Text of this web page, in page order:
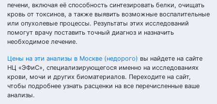
печени, включая её способность синтезировать белки, очищать
кровь от токсинов, а также выявить возможные воспалительные
или опухолевые процессы. Результаты этих исследований
помогут врачу поставить точный диагноз и назначить
необходимое лечение.
Цены на эти анализы в Москве (недорого) вы найдете на сайте
НЦ «ЭФиС», специализирующегося именно на исследованиях
крови, мочи и других биоматериалов. Переходите на сайт,
чтобы подробнее узнать расценки на все перечисленные ваше
анализы.